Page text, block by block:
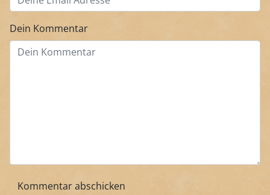
Dein Kommentar